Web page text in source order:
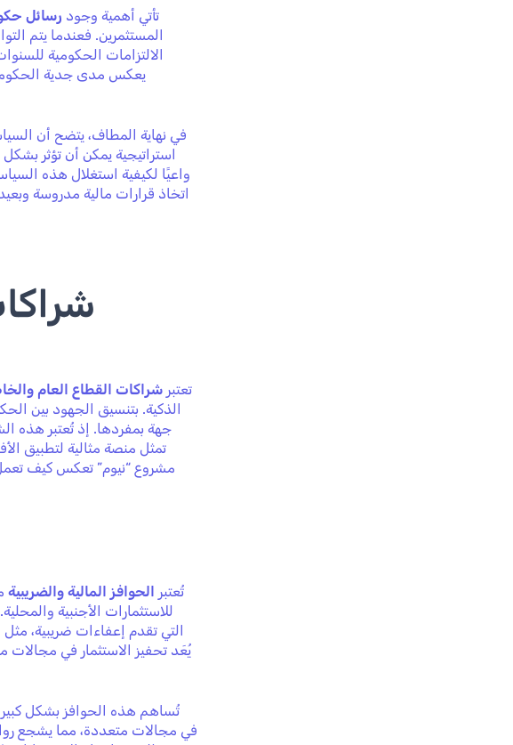
تأتي أهمية وجود رسائل
المستثمرين. فعندما يتم
الالتزامات الحكومية
يعكس مدى جدية الحكومة
في نهاية المطاف، يتضح أن
استراتيجية يمكن أن تؤثر
واعيًا لكيفية استغلال هذه
اتخاذ قرارات مالية مدروسة
تعتبر شراكات القطاع العام
الذكية. بتنسيق الجهود بين
جهة بمفردها. إذ تُعتبر هذه
تمثل منصة مثالية لتطبيق
مشروع “نيوم” تعكس كيف
تُعتبر الحوافز المالية والضريبية
للاستثمارات الأجنبية
التي تقدم إعفاءات ضريبية،
يُعَد تحفيز الاستثمار في
تُساهم هذه الحوافز بشكل كبير
في مجالات متعددة، مما يشجع